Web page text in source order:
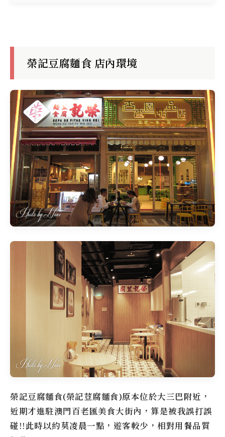
榮記豆腐麵食 店內環境
榮記豆腐麵食(榮記荳腐麵食)原本位於大三巴附近，
近期才進駐澳門百老匯美食大街內，算是被我誤打誤
碰!!此時以約莫凌晨一點，遊客較少，相對用餐品質